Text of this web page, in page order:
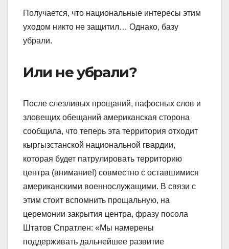
Получается, что национальные интересы этим
уходом никто не защитил… Однако, базу
убрали.
Или не убрали?
После слезливых прощаний, пафосных слов и
зловещих обещаний американская сторона
сообщила, что теперь эта территория отходит
кыргызстанской национальной гвардии,
которая будет патрулировать территорию
центра (внимание!) совместно с оставшимися
американскими военнослужащими. В связи с
этим стоит вспомнить прощальную, на
церемонии закрытия центра, фразу посола
Штатов Спратлен: «Мы намерены
поддерживать дальнейшее развитие